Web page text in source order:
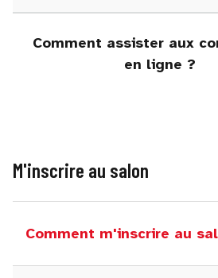
Comment assister aux
en ligne ?
M'inscrire au salon
Comment m'inscrire au